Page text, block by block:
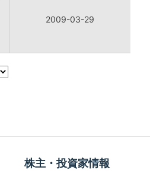
2009-03-29
株主・投資家情報